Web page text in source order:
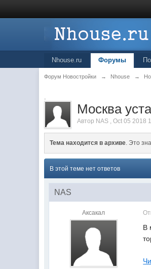
Nhouse.ru Форумы
Форум Новостройки → Nhouse →
.
Москва
Автор NAS ,Oct 05 2018
Тема находится в архиве. Это
В этой теме нет ответов
NAS
Аксакал
В